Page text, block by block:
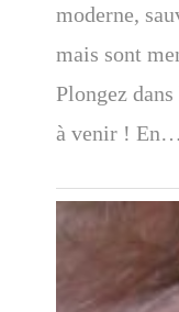
moderne,
mais sont
Plongez
à venir ! En…